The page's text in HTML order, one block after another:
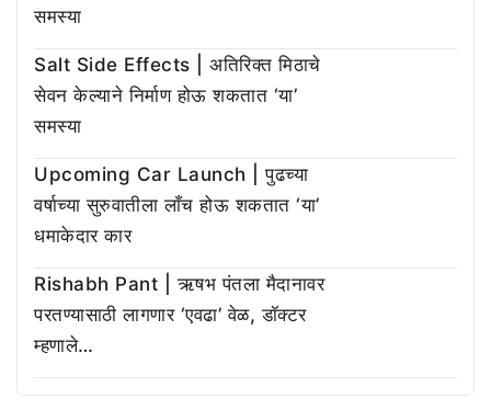
समस्या
Salt Side Effects | अतिरिक्त मिठाचे
सेवन केल्याने निर्माण होऊ शकतात ‘या’
समस्या
Upcoming Car Launch | पुढच्या
वर्षाच्या सुरुवातीला लाँच होऊ शकतात ‘या’
धमाकेदार कार
Rishabh Pant | ऋषभ पंतला मैदानावर
परतण्यासाठी लागणार ‘एवढा’ वेळ, डॉक्टर
म्हणाले…